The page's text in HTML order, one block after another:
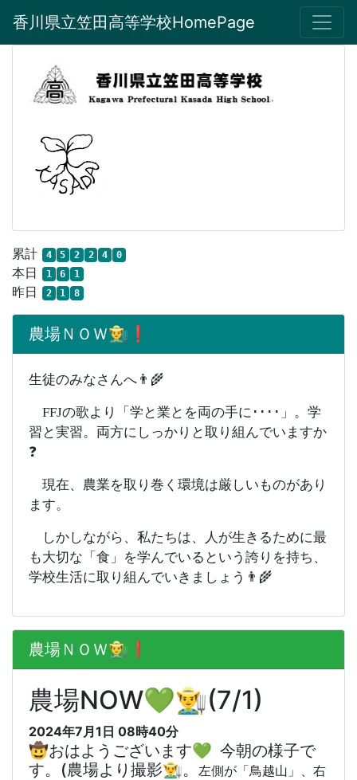
香川県立笠田高等学校HomePage
累計 4 5 2 2 4 0
本日 1 6 1
昨日 2 1 8
農場ＮＯＷ👨‍🌾❗️
生徒のみなさんへ👨‍🌾
FFJの歌より「学と業とを両の手に････」。学
習と実習。両方にしっかりと取り組んでいますか
❓
現在、農業を取り巻く環境は厳しいものがあり
ます。
しかしながら、私たちは、人が生きるために最
も大切な「食」を学んでいるという誇りを持ち、
学校生活に取り組んでいきましょう👨‍🌾
農場ＮＯＷ👨‍🌾❗️
農場NOW💚👨‍🌾(7/1)
2024年7月1日 08時40分
🤠おはようございます💚 今朝の様子で
す。(農場より撮影👨‍🌾。
左側が「鳥越山」、右